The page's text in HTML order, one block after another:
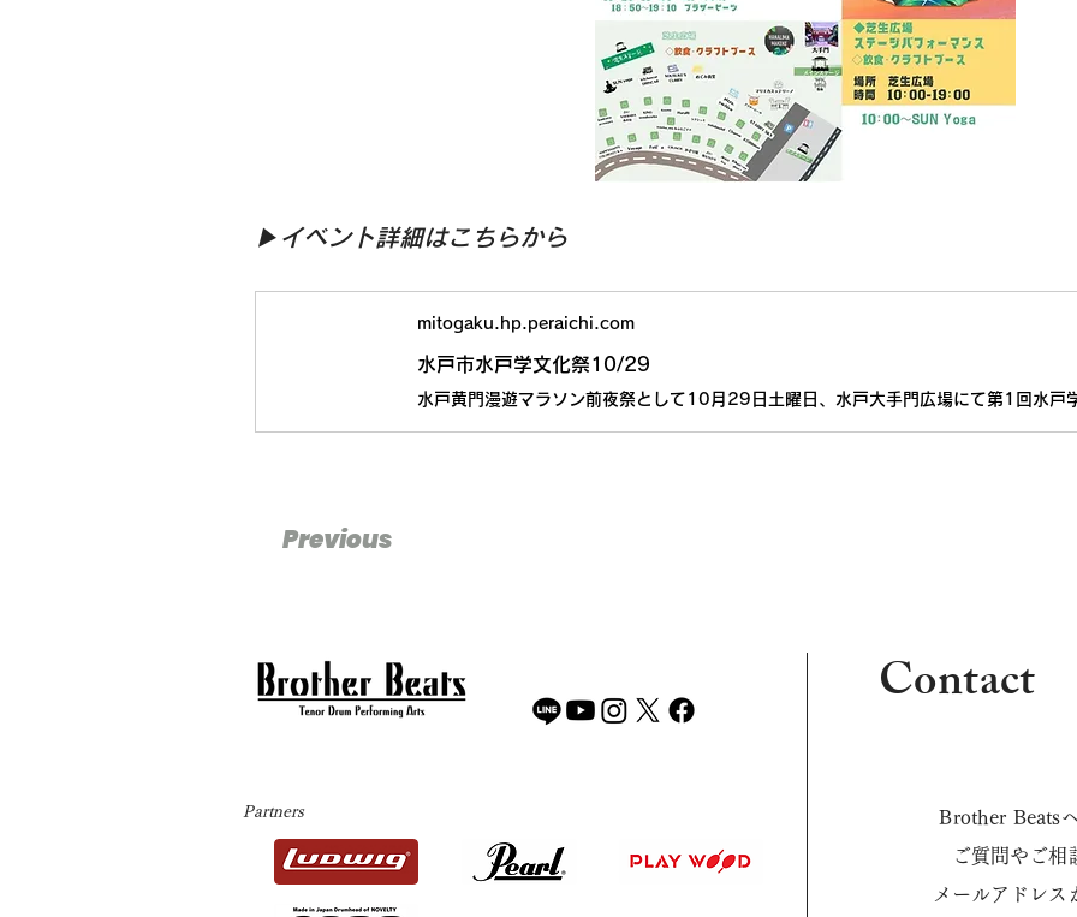
▶︎イベント詳細はこちらから
mitogaku.hp.peraichi.com
水戸市水戸学文化祭10/29
水戸黄門漫遊マラソン前夜祭として10月29日土曜日、水戸大手門広場にて第1回水戸
Previous
Partners
Contact
Brother Beats
ご質問やご相
メールアドレス